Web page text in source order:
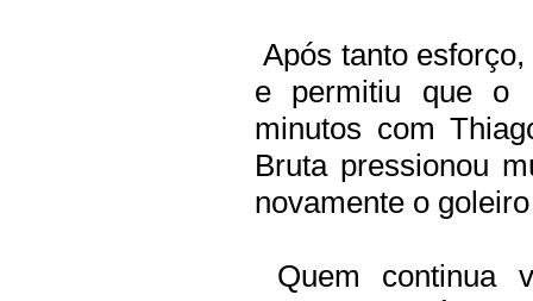
Após tanto
e permitiu que o
minutos com
Bruta pressionou
novamente o
Quem continua